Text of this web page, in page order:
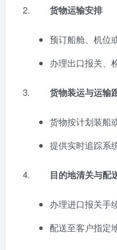
货物运输安排
预订船舱、机位
办理出口报关、
货物装运与运输
货物按计划装船
提供实时追踪系
目的地清关与配
办理进口报关手
配送至客户指定